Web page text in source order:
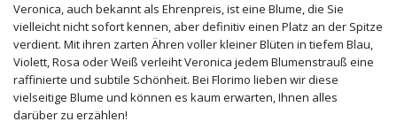
Veronica, auch bekannt als Ehrenpreis, ist eine Blume, die Sie
vielleicht nicht sofort kennen, aber definitiv einen Platz an der Spitze
verdient. Mit ihren zarten Ähren voller kleiner Blüten in tiefem Blau,
Violett, Rosa oder Weiß verleiht Veronica jedem Blumenstrauß eine
raffinierte und subtile Schönheit. Bei Florimo lieben wir diese
vielseitige Blume und können es kaum erwarten, Ihnen alles
darüber zu erzählen!